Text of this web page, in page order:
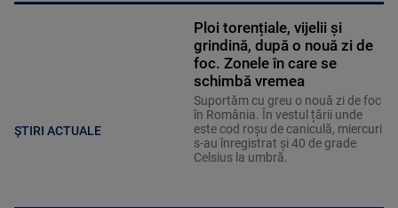
ȘTIRI ACTUALE
Ploi torențiale, vijelii și
grindină, după o nouă zi de
foc. Zonele în care se
schimbă vremea
Suportăm cu greu o nouă zi de foc
în România. În vestul țării unde
este cod roșu de caniculă, miercuri
s-au înregistrat și 40 de grade
Celsius la umbră.